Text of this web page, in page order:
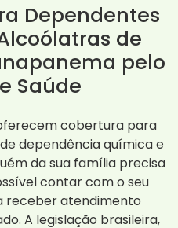
Dependentes
de
pelo
Saúde
cobertura para
dependência química e
da sua família precisa
contar com o seu
receber atendimento
A legislação brasileira,